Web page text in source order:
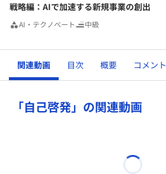
戦略編：AIで加速する新規事業の創出
AI・テクノベート 中級
関連動画 目次 概要 コメント
「自己啓発」の関連動画